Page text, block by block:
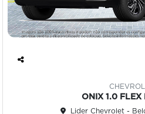
ONIX 1.0 FLEX
Lider Chevrolet -